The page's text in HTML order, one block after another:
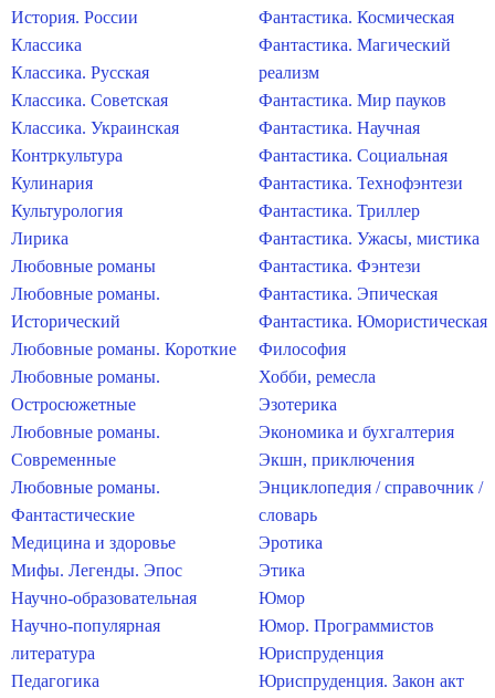
История. России
Классика
Классика. Русская
Классика. Советская
Классика. Украинская
Контркультура
Кулинария
Культурология
Лирика
Любовные романы
Любовные романы.
Исторический
Любовные романы. Короткие
Любовные романы.
Остросюжетные
Любовные романы.
Современные
Любовные романы.
Фантастические
Медицина и здоровье
Мифы. Легенды. Эпос
Научно-образовательная
Научно-популярная
литература
Педагогика
Фантастика. Космическая
Фантастика. Магический
реализм
Фантастика. Мир пауков
Фантастика. Научная
Фантастика. Социальная
Фантастика. Технофэнтези
Фантастика. Триллер
Фантастика. Ужасы, мистика
Фантастика. Фэнтези
Фантастика. Эпическая
Фантастика. Юмористическая
Философия
Хобби, ремесла
Эзотерика
Экономика и бухгалтерия
Экшн, приключения
Энциклопедия / справочник /
словарь
Эротика
Этика
Юмор
Юмор. Программистов
Юриспруденция
Юриспруденция. Закон акт